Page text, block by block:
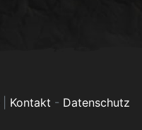
Kontakt - Datenschutz